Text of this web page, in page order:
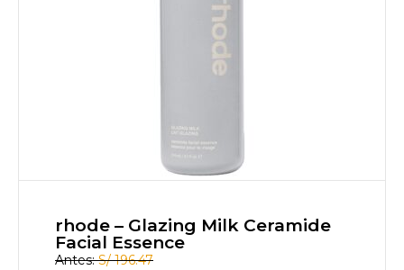
rhode – Glazing Milk Ceramide
Facial Essence
Antes:S/196.47